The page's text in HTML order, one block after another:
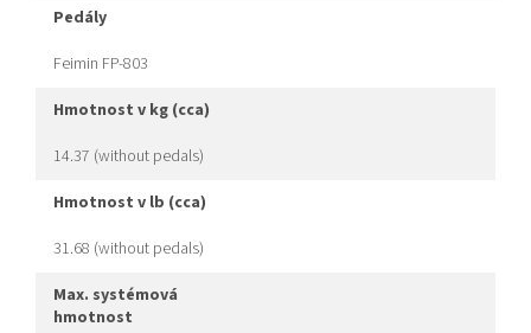
pedály
Feimin FP-803
hmotnost v kg (cca)
14.37 (without pedals)
hmotnost v lb (cca)
31.68 (without pedals)
max. systémová
hmotnost